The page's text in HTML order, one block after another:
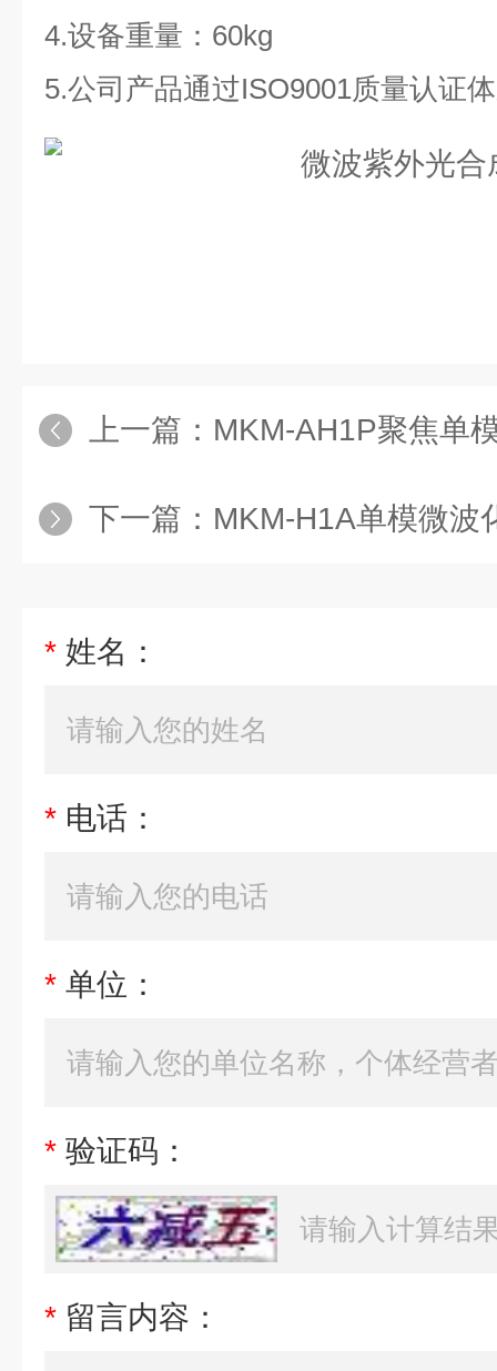
4.设备重量：60kg
5.公司产品通过ISO9001质量认证
上一篇： MKM-AH1P聚焦单
下一篇： MKM-H1A单模微波
* 姓名：
* 电话：
* 单位：
* 验证码：
* 留言内容：